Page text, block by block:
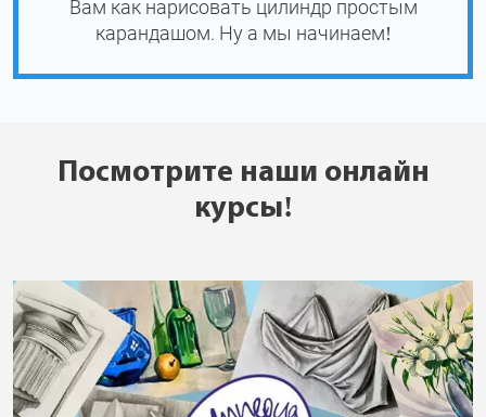
Вам как нарисовать цилиндр простым
карандашом. Ну а мы начинаем!
Посмотрите наши онлайн
курсы!